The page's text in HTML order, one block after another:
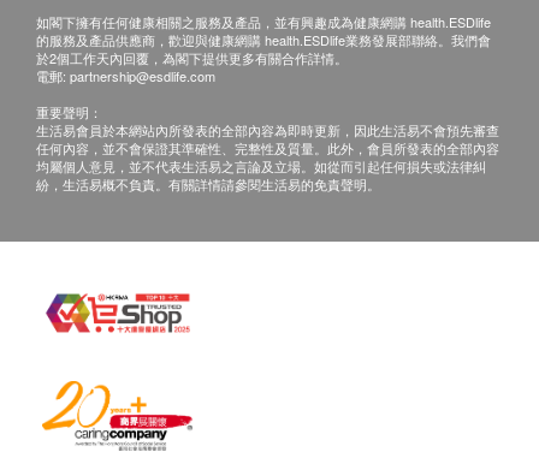
$400 豐澤電子禮券
腎功能
尿素
腎絲球過濾率
甲狀腺
血液檢查
嗜鹼性白血球
嗜酸性白血球
嗜酸性白血球計數
如閣下擁有任何健康相關之服務及產品，並有興趣成為健康網購 health.ESDlife
的服務及產品供應商，歡迎與健康網購 health.ESDlife業務發展部聯絡。我們會
於2個工作天內回覆，為閣下提供更多有關合作詳情。
電郵: partnership@esdlife.com
重要聲明：
生活易會員於本網站內所發表的全部內容為即時更新，因此生活易不會預先審查
任何內容，並不會保證其準確性、完整性及質量。此外，會員所發表的全部內容
均屬個人意見，並不代表生活易之言論及立場。如從而引起任何損失或法律糾
紛，生活易概不負責。有關詳情請參閱生活易的免責聲明。